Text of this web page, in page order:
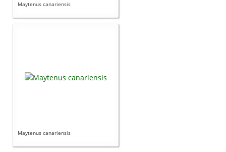
Maytenus canariensis
Maytenus canariensis